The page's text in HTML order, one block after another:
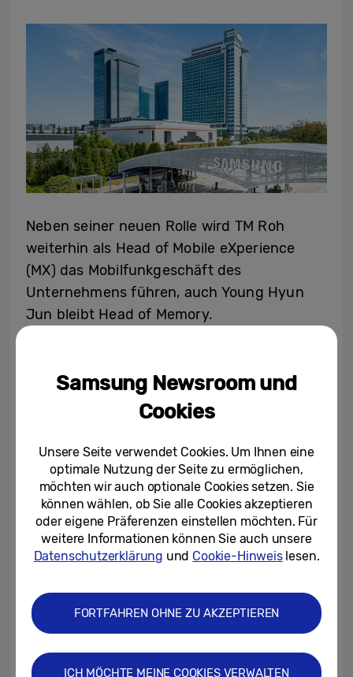
Neben seiner neuen Rolle wird TM Roh
weiterhin als Head of Mobile eXperience
(MX) das Mobilfunkgeschäft des
Unternehmens führen, auch Young Hyun
Jun bleibt Head of Memory.
fortschrittlichem Technologieunternehmen
weiter zu stärken, hat das Unternehmen
Chief Technology Officer des
Geschäftsbereichs DX und Head of
Samsung Research ernannt. Hongkun Park
ist ab sofort Head of Samsung Advanced
Institute of Technology (SAIT).
Venture Investment. Vor seiner Tätigkeit bei
Samsung Venture Investment war er für
von IoT und Tizen im MX-Geschäft
Samsung Newsroom und
Cookies
Unsere Seite verwendet Cookies. Um Ihnen eine
optimale Nutzung der Seite zu ermöglichen,
möchten wir auch optionale Cookies setzen. Sie
können wählen, ob Sie alle Cookies akzeptieren
oder eigene Präferenzen einstellen möchten. Für
weitere Informationen können Sie auch unsere
Datenschutzerklärung und Cookie-Hinweislesen.
FORTFAHREN OHNE ZU AKZEPTIEREN
ICH MÖCHTE MEINE COOKIES VERWALTEN